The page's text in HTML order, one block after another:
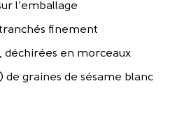
l’emballage
finement
déchirées en morceaux
de graines de sésame blanc